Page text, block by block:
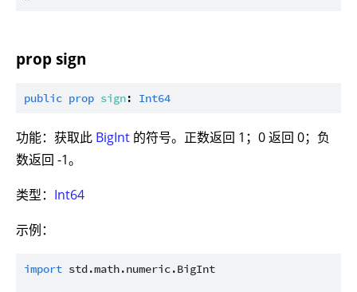
prop sign
public prop sign: Int64
功能：获取此 BigInt 的符号。正数返回 1；0 返回 0；负
数返回 -1。
类型： Int64
示例：
import std.math.numeric.BigInt